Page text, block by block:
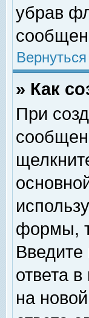
убрав
» Как
При
формы,
ответа
на